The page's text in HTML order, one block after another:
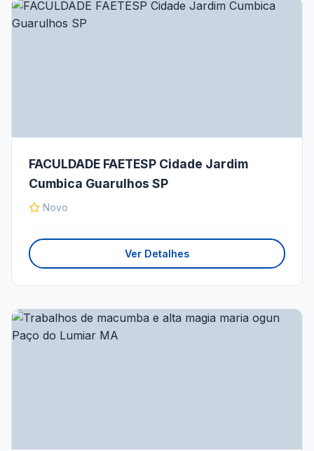
FACULDADE FAETESP Cidade Jardim
Cumbica Guarulhos SP
Novo
Ver Detalhes